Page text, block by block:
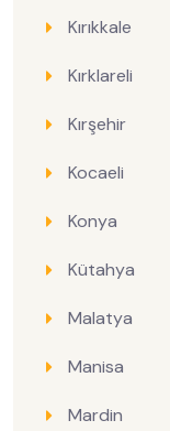
Kırıkkale
Kırklareli
Kırşehir
Kocaeli
Konya
Kütahya
Malatya
Manisa
Mardin